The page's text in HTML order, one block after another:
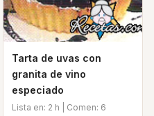
Tarta de uvas con
granita de vino
especiado
Lista en: 2 h | Comen: 6